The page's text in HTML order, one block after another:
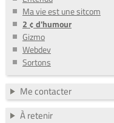
Ma vie est une sitcom
2 ¢ d'humour
Gizmo
Webdev
Sortons
Me contacter
À retenir